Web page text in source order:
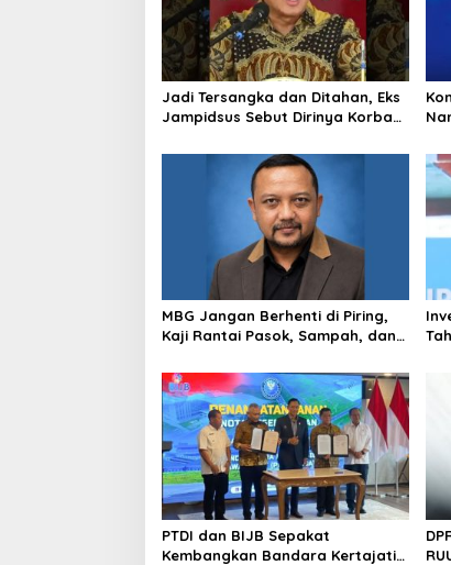
Jadi Tersangka dan Ditahan, Eks
Jampidsus Sebut Dirinya Korban
MBG Jangan Berhenti di Piring,
Kaji Rantai Pasok, Sampah, dan
PTDI dan BIJB Sepakat
Kembangkan Bandara Kertajati